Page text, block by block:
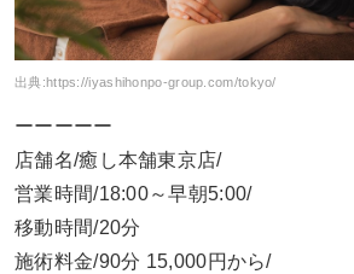
出典: https://iyashihonpo-group.com/tokyo/
ーーーーー
店舗名/癒し本舗東京店/
営業時間/18:00～早朝5:00/
移動時間/20分
施術料金/90分 15,000円から/